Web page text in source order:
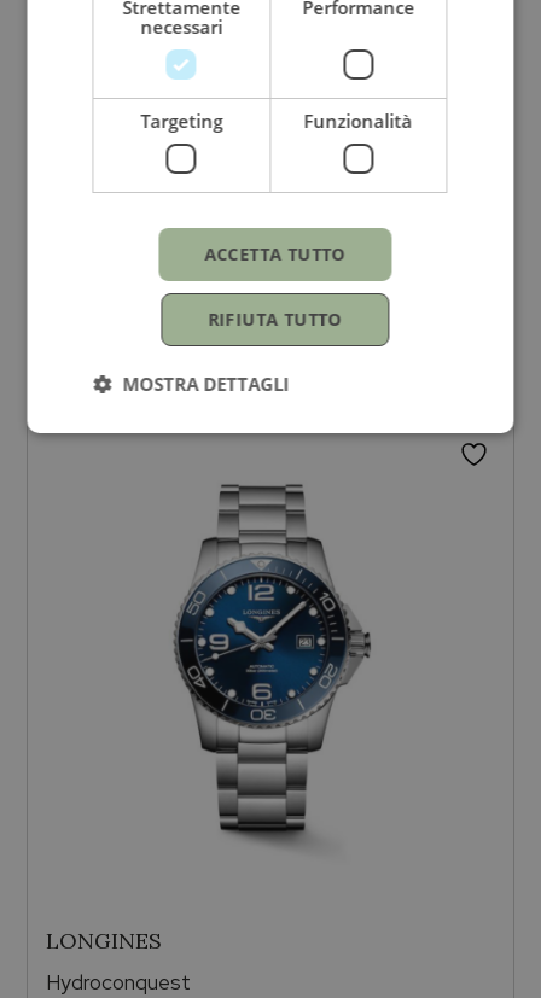
Conquest Chronograph
LONGINES
Hydroconquest
Strettamente
necessari
Performance
Targeting Funzionalità
ACCETTA TUTTO
RIFIUTA TUTTO
MOSTRA DETTAGLI